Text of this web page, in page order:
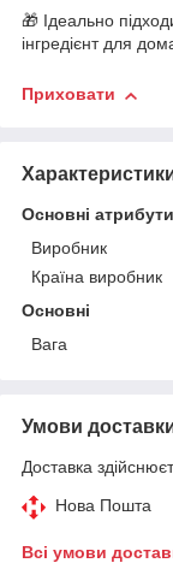
🎁 Ідеально
інгредієнт для
Приховати
Основні атрибути
Виробник
Країна виробник
Основні
Вага
Умови
Доставка
Нова Пошта
Всі умови